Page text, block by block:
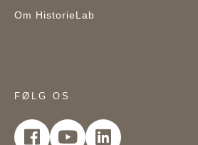
Om HistorieLab
FØLG OS